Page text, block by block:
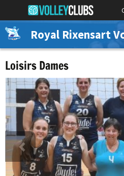
Loisirs Dames
Précédent